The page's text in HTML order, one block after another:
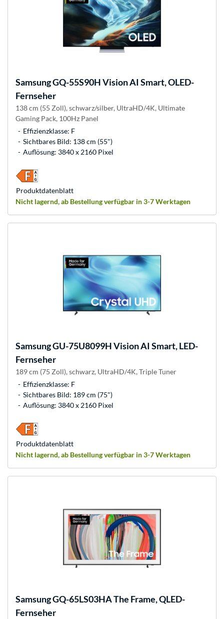
SamsungGQ-55S90H Vision AI Smart, OLED-
Fernseher
138 cm (55 Zoll), schwarz/silber, UltraHD/4K, Ultimate
Gaming Pack, 100Hz Panel
Effizienzklasse: F
Sichtbares Bild: 138 cm (55")
Auflösung: 3840 x 2160 Pixel
Nicht lagernd, ab Bestellung verfügbar in 3-7 Werktagen
Produkt­datenblatt
SamsungGU-75U8099H Vision AI Smart, LED-
Fernseher
189 cm (75 Zoll), schwarz, UltraHD/4K, Triple Tuner
Effizienzklasse: F
Sichtbares Bild: 189 cm (75")
Auflösung: 3840 x 2160 Pixel
Nicht lagernd, ab Bestellung verfügbar in 3-7 Werktagen
Produkt­datenblatt
SamsungGQ-65LS03HA The Frame, QLED-
Fernseher